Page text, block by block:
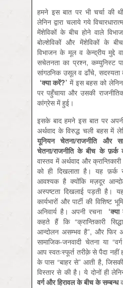
हमने इस बात पर भी चर्चा की
लेनिन द्वारा चलाये गये
मेंशेविकों के बीच होने वाले
बोल्शेविकों और मेंशेविकों के
विभाजन के मूल व केन्द्रीय मुद्दे
सचेतनता का प्रश्न, कम्युनिस्ट
सांगठनिक उसूल व ढाँचे,
‘क्या करें?’ में इस बहस को लेनिन
पर पहुँचाया और उसकी
कांग्रेस में हुई।
इसके बाद हमने इस बात पर
अर्थवाद के विरुद्ध चली बहस में
यूनियनचेतना/राजनीति और
चेतना/राजनीतिकेबीचकेफ़र्क
वास्तव में अर्थवाद और
को ही दिखलाता है। यह
आवश्यक है क्योंकि मज़दूर
अस्पष्टता दिखलाई पड़ती है।
कार्यभारों और पार्टी की
अनिवार्य है। अपनी रचना ‘क्या
कहते हैं कि “क्रान्तिकारी
आन्दोलन असम्भव है”, और फिर
सामाजिक-जनवादी चेतना या
आप स्वतःस्फूर्त तरीक़े से पैदा नहीं
के पास “बाहर से” आती है,
विस्तार से की है। ये दोनों ही
वर्गऔरहिरावलकेबीचकेसम्बन्ध